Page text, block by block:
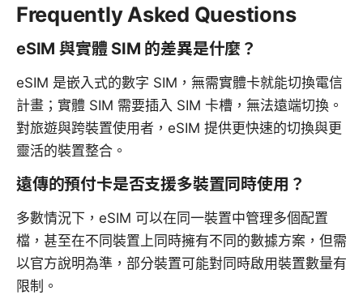
Frequently Asked Questions
eSIM 與實體 SIM 的差異是什麼？
eSIM 是嵌入式的數字 SIM，無需實體卡就能切換電信
計畫；實體 SIM 需要插入 SIM 卡槽，無法遠端切換。
對旅遊與跨裝置使用者，eSIM 提供更快速的切換與更
靈活的裝置整合。
遠傳的預付卡是否支援多裝置同時使用？
多數情況下，eSIM 可以在同一裝置中管理多個配置
檔，甚至在不同裝置上同時擁有不同的數據方案，但需
以官方說明為準，部分裝置可能對同時啟用裝置數量有
限制。